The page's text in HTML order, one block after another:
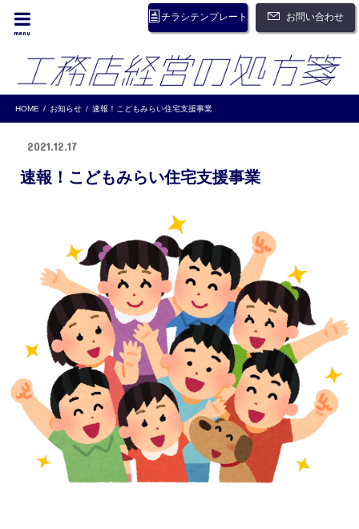
チラシテンプレート お問い合わせ
menu
HOME お知らせ 速報！こどもみらい住宅支援事業
2021.12.17
速報！こどもみらい住宅支援事業